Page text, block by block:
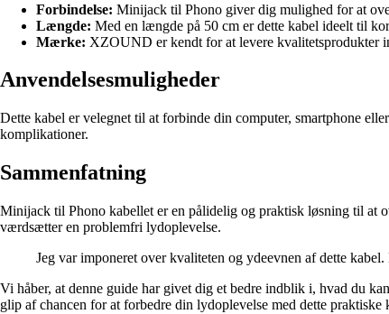
Forbindelse: Minijack til Phono giver dig mulighed for at
Længde: Med en længde på 50 cm er dette kabel ideelt til
Mærke: XZOUND er kendt for at levere kvalitetsprodukter
Anvendelsesmuligheder
Dette kabel er velegnet til at forbinde din computer, smartphone
komplikationer.
Sammenfatning
Minijack til Phono kabellet er en pålidelig og praktisk løsning til at
værdsætter en problemfri lydoplevelse.
Jeg var imponeret over kvaliteten og ydeevnen af dette
Vi håber, at denne guide har givet dig et bedre indblik i, hvad du
glip af chancen for at forbedre din lydoplevelse med dette praktiske